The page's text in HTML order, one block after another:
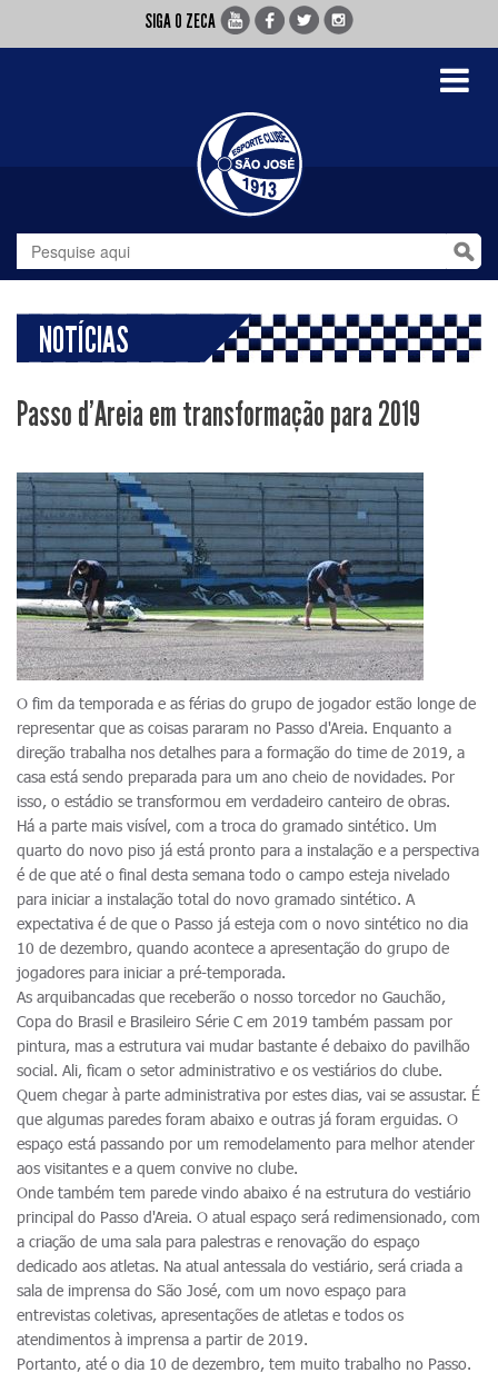
SIGA O ZECA
Toggle
NOTÍCIAS
Passo d'Areia em transformação para 2019
O fim da temporada e as férias do grupo de jogador estão longe de
representar que as coisas pararam no Passo d'Areia. Enquanto a
direção trabalha nos detalhes para a formação do time de 2019, a
casa está sendo preparada para um ano cheio de novidades. Por
isso, o estádio se transformou em verdadeiro canteiro de obras.
Há a parte mais visível, com a troca do gramado sintético. Um
quarto do novo piso já está pronto para a instalação e a perspectiva
é de que até o final desta semana todo o campo esteja nivelado
para iniciar a instalação total do novo gramado sintético. A
expectativa é de que o Passo já esteja com o novo sintético no dia
10 de dezembro, quando acontece a apresentação do grupo de
jogadores para iniciar a pré-temporada.
As arquibancadas que receberão o nosso torcedor no Gauchão,
Copa do Brasil e Brasileiro Série C em 2019 também passam por
pintura, mas a estrutura vai mudar bastante é debaixo do pavilhão
social. Ali, ficam o setor administrativo e os vestiários do clube.
Quem chegar à parte administrativa por estes dias, vai se assustar. É
que algumas paredes foram abaixo e outras já foram erguidas. O
espaço está passando por um remodelamento para melhor atender
aos visitantes e a quem convive no clube.
Onde também tem parede vindo abaixo é na estrutura do vestiário
principal do Passo d'Areia. O atual espaço será redimensionado, com
a criação de uma sala para palestras e renovação do espaço
dedicado aos atletas. Na atual antessala do vestiário, será criada a
sala de imprensa do São José, com um novo espaço para
entrevistas coletivas, apresentações de atletas e todos os
atendimentos à imprensa a partir de 2019.
Portanto, até o dia 10 de dezembro, tem muito trabalho no Passo.